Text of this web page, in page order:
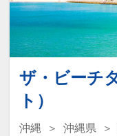
●３連泊以上
要♪（１予約
●４連泊以上
♪（要事前連
があった場合
ません。
※他の割引と
※割引適用
ーからお進
「空室照会
さい。
ザ・ビーチ
ト）
沖縄 沖縄県